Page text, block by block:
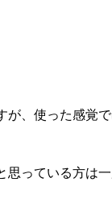
、使った感覚
っている方は